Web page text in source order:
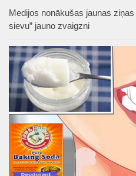
Medijos nonākušas jaunas
sievu” jauno zvaigzni